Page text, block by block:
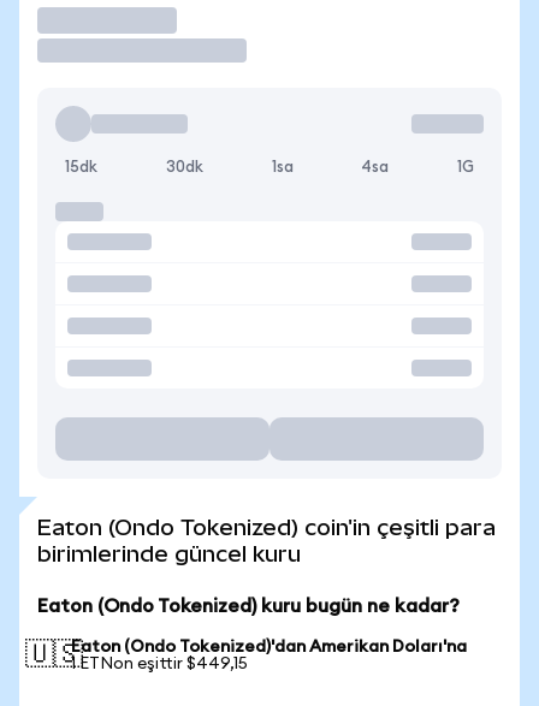
15dk 30dk 1sa 4sa 1G
Eaton (Ondo Tokenized) coin'in çeşitli para
birimlerinde güncel kuru
Eaton (Ondo Tokenized) kuru bugün ne kadar?
🇺🇸Eaton (Ondo Tokenized)'dan Amerikan Doları'na
1 ETNon eşittir $449,15